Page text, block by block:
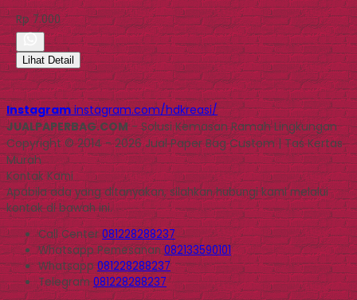
Rp 7.000
Lihat Detail
Instagram instagram.com/hdkreasi/
JUALPAPERBAG.COM- Solusi Kemasan Ramah Lingkungan
Copyright © 2014 - 2026 Jual Paper Bag Custom | Tas Kertas
Murah
Kontak Kami
Apabila ada yang ditanyakan, silahkan hubungi kami melalui
kontak di bawah ini.
Call Center081228288237
WhatsappPemesanan 082133590101
Whatsapp081228288237
Telegram081228288237